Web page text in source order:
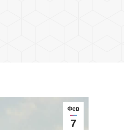
Фев
7